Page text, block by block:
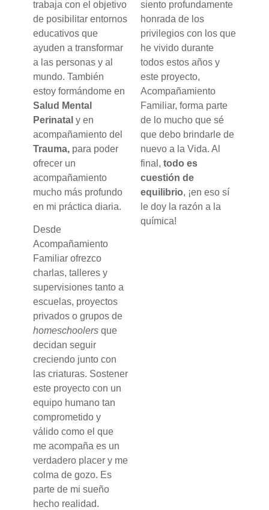
trabaja con el objetivo
de posibilitar entornos
educativos que
ayuden a transformar
a las personas y al
mundo. También
estoy formándome en
Salud Mental
Perinatal y en
acompañamiento del
Trauma,para poder
ofrecer un
acompañamiento
mucho más profundo
en mi práctica diaria.
Desde
Acompañamiento
Familiar ofrezco
charlas, talleres y
supervisiones tanto a
escuelas, proyectos
privados o grupos de
homeschoolersque
decidan seguir
creciendo junto con
las criaturas. Sostener
este proyecto con un
equipo humano tan
comprometido y
válido como el que
me acompaña es un
verdadero placer y me
colma de gozo. Es
parte de mi sueño
hecho realidad.
siento profundamente
honrada de los
privilegios con los que
he vivido durante
todos estos años y
este proyecto,
Acompañamiento
Familiar, forma parte
de lo mucho que sé
que debo brindarle de
nuevo a la Vida. Al
final, todo es
cuestión de
equilibrio, ¡en eso sí
le doy la razón a la
química!